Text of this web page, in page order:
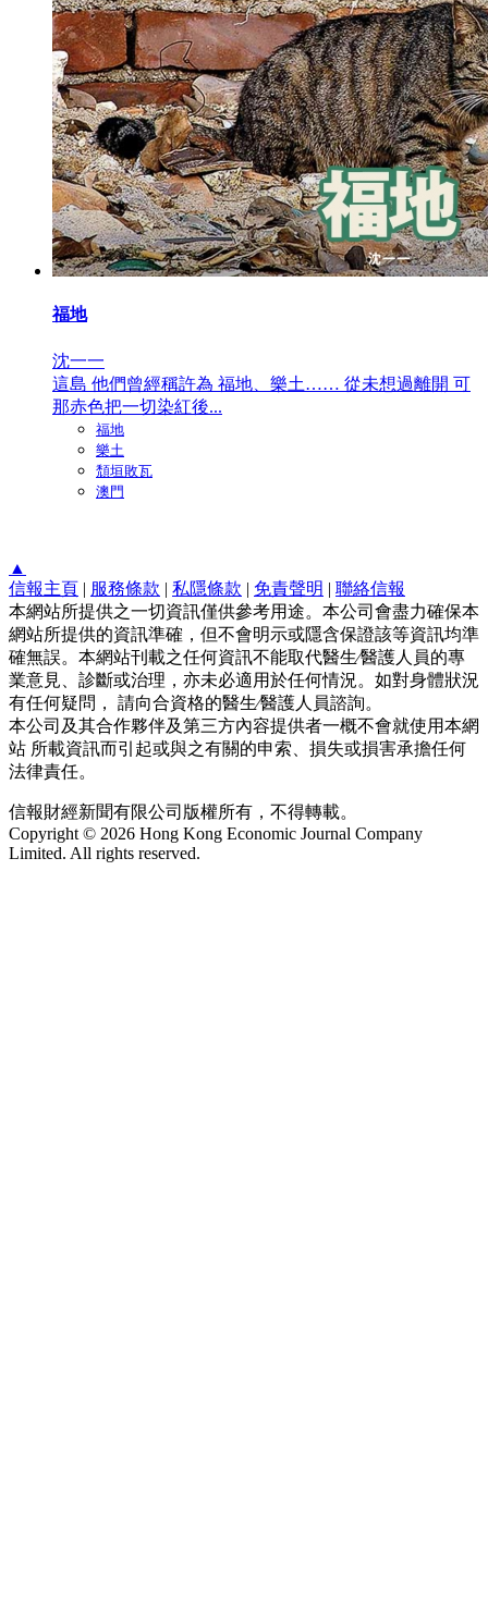
福地
沈一一
這島 他們曾經稱許為 福地、樂土…… 從未想過離開 可
那赤色把一切染紅後...
福地
樂土
頹垣敗瓦
澳門
▲
信報主頁 | 服務條款 | 私隱條款 | 免責聲明 | 聯絡信報
本網站所提供之一切資訊僅供參考用途。本公司會盡力確保本
網站所提供的資訊準確，但不會明示或隱含保證該等資訊均準
確無誤。本網站刊載之任何資訊不能取代醫生∕醫護人員的專
業意見、診斷或治理，亦未必適用於任何情況。如對身體狀況
有任何疑問， 請向合資格的醫生∕醫護人員諮詢。
本公司及其合作夥伴及第三方內容提供者一概不會就使用本網
站 所載資訊而引起或與之有關的申索、損失或損害承擔任何
法律責任。
信報財經新聞有限公司版權所有，不得轉載。
Copyright © 2026 Hong Kong Economic Journal Company
Limited. All rights reserved.